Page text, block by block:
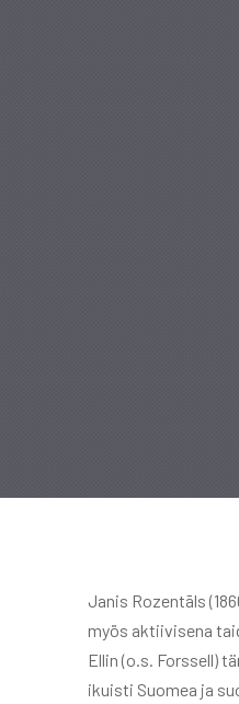
Janis Rozentāls
myös aktiivisena
Ellin (o.s. Forssell)
ikuisti Suomea ja